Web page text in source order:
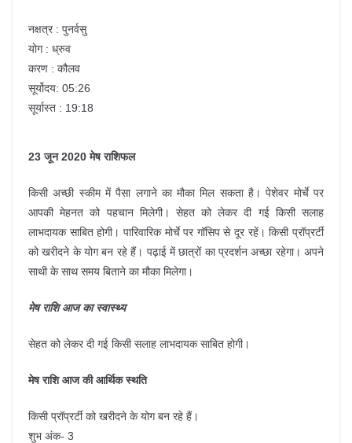
नक्षत्र : पुनर्वसु
योग : ध्रुव
करण : कौलव
सूर्योदय: 05:26
सूर्यास्त : 19:18
23 जून 2020 मेष राशिफल
किसी अच्छी स्कीम में पैसा लगाने का मौका मिल सकता है। पेशेवर मोर्चे पर
आपकी मेहनत को पहचान मिलेगी। सेहत को लेकर दी गई किसी सलाह
लाभदायक साबित होगी। पारिवारिक मोर्चे पर गॉसिप से दूर रहें। किसी प्रॉप्रर्टी
को खरीदने के योग बन रहे हैं। पढ़ाई में छात्रों का प्रदर्शन अच्छा रहेगा। अपने
साथी के साथ समय बिताने का मौका मिलेगा।
मेष राशि आज का स्वास्थ्य
सेहत को लेकर दी गई किसी सलाह लाभदायक साबित होगी।
मेष राशि आज की आर्थिक स्थति
किसी प्रॉप्रर्टी को खरीदने के योग बन रहे हैं।
शुभ अंक- 3